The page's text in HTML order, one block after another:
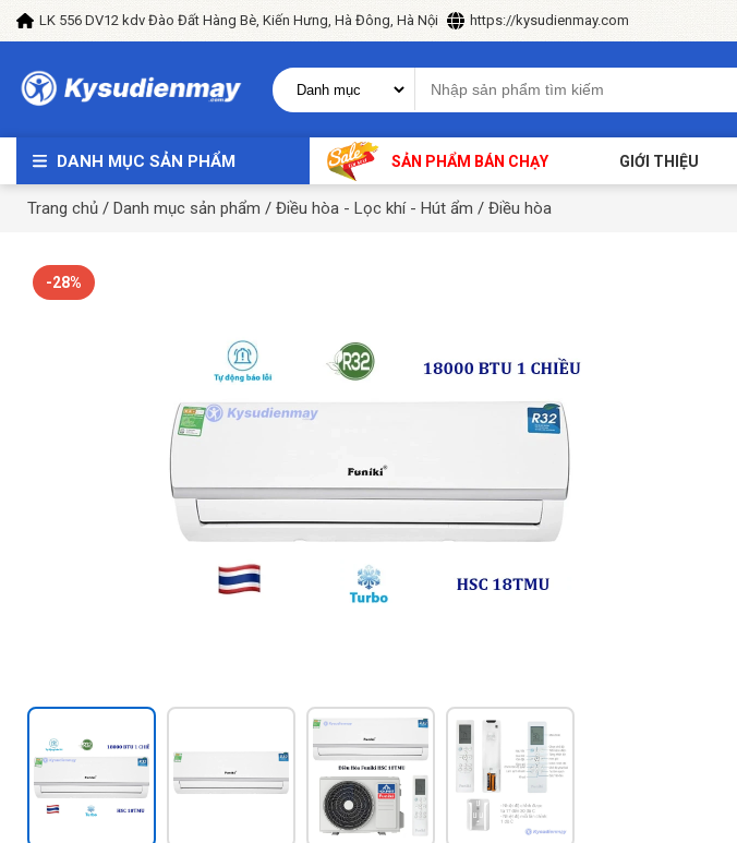
LK 556 DV12 kdv Đào Đất Hàng Bè, Kiến Hưng, Hà Đông, Hà Nội https://kysudienmay.com
DANH MỤC SẢN PHẨM SẢN PHẨM BÁN CHẠY GIỚI THIỆU
Trang chủ / Danh mục sản phẩm / Điều hòa - Lọc khí - Hút ẩm / Điều hòa
-28%